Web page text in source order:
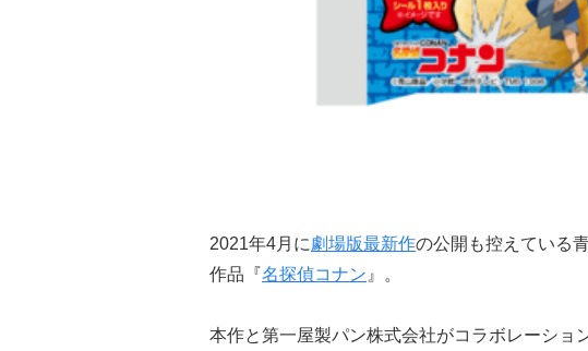
2021年4月に劇場版最新作の公開も控えている
作品『名探偵コナン 』。
本作と第一屋製パン株式会社がコラボレーショ